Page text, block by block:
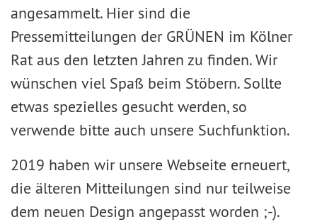
angesammelt. Hier sind die
Pressemitteilungen der GRÜNEN im Kölner
Rat aus den letzten Jahren zu finden. Wir
wünschen viel Spaß beim Stöbern. Sollte
etwas spezielles gesucht werden, so
verwende bitte auch unsere Suchfunktion.
2019 haben wir unsere Webseite erneuert,
die älteren Mitteilungen sind nur teilweise
dem neuen Design angepasst worden ;-).